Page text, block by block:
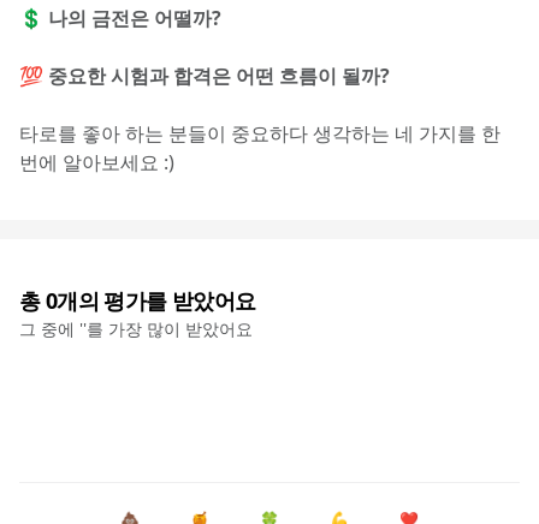
💲 나의 금전은 어떨까?
💯 중요한 시험과 합격은 어떤 흐름이 될까?
타로를 좋아 하는 분들이 중요하다 생각하는 네 가지를 한
번에 알아보세요 :)
총0개의 평가를 받았어요
그 중에 ''를 가장 많이 받았어요
💩 🍯 🍀 💪 ❤️